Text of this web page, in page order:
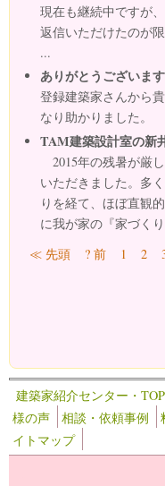
現在も継続中ですが
返信いただけたのが
...
ありがとうございます
登録建築家さんから
なり助かりました。
TAM建築設計室の新
2015年の残暑が厳
いただきました。多
りを経て、ほぼ直観
に我が家の『家づく
ページ
≪ 先頭 ? 前 1 2
建築家紹介センター・TOP
様の声
相談・依頼事例
イトマップ